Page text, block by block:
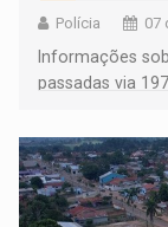
Polícia 07
Informações
passadas via